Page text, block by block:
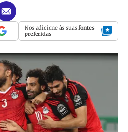
Nos adicione às suas fontes
preferidas